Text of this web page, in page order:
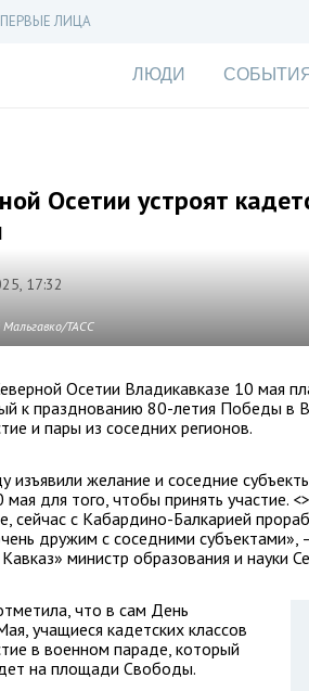
ПЕРВЫЕ ЛИЦА
ЛЮДИ СОБЫТИЯ
Осетии устроят
17:32
ТАСС
Осетии Владикавказе 10 мая
к празднованию 80-летия Победы в
и пары из соседних регионов.
изъявили желание и соседние
для того, чтобы принять участие.
сейчас с Кабардино-Балкарией
дружим с соседними субъектами»,
министр образования и науки
что в сам День
учащиеся кадетских классов
в военном параде, который
на площади Свободы.